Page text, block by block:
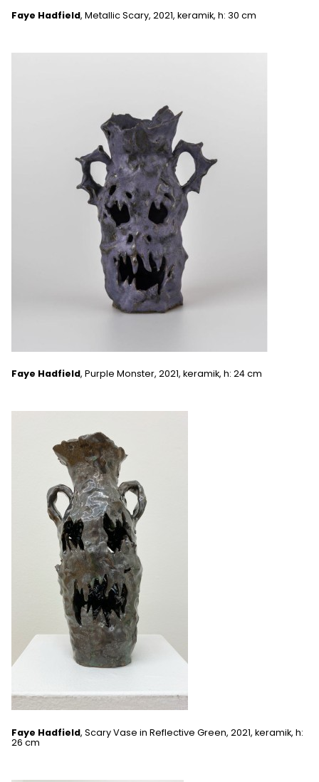
Faye Hadfield, Metallic Scary, 2021, keramik, h: 30 cm
Faye Hadfield, Purple Monster, 2021, keramik, h: 24 cm
Faye Hadfield, Scary Vase in Reflective Green, 2021, keramik, h:
26 cm